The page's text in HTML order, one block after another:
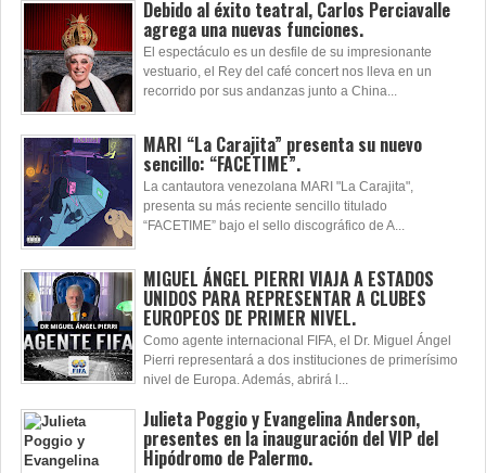
Debido al éxito teatral, Carlos Perciavalle
agrega una nuevas funciones.
El espectáculo es un desfile de su impresionante
vestuario, el Rey del café concert nos lleva en un
recorrido por sus andanzas junto a China...
MARI “La Carajita” presenta su nuevo
sencillo: “FACETIME”.
La cantautora venezolana MARI "La Carajita",
presenta su más reciente sencillo titulado
“FACETIME” bajo el sello discográfico de A...
MIGUEL ÁNGEL PIERRI VIAJA A ESTADOS
UNIDOS PARA REPRESENTAR A CLUBES
EUROPEOS DE PRIMER NIVEL.
Como agente internacional FIFA, el Dr. Miguel Ángel
Pierri representará a dos instituciones de primerísimo
nivel de Europa. Además, abrirá l...
Julieta Poggio y Evangelina Anderson,
presentes en la inauguración del VIP del
Hipódromo de Palermo.